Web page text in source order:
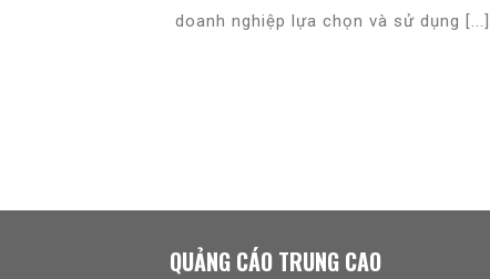
doanh nghiệp lựa chọn và sử dụng [...]
QUẢNG CÁO TRUNG CAO